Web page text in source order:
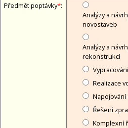
Předmět poptávky*:
Analýzy a
novostaveb
Analýzy a
rekonstrukcí
Realizace
Řešení
Komplexní